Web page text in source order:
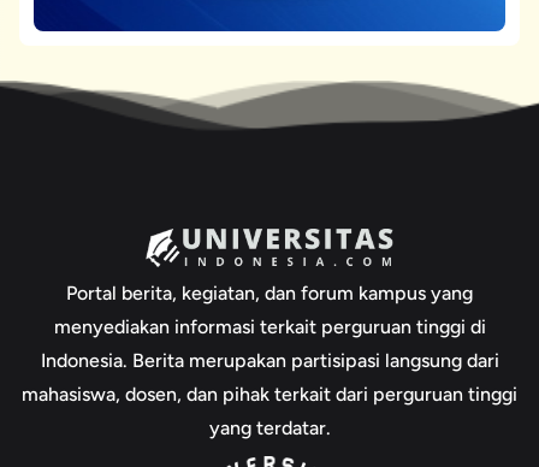
Portal berita, kegiatan, dan forum kampus yang
menyediakan informasi terkait perguruan tinggi di
Indonesia. Berita merupakan partisipasi langsung dari
mahasiswa, dosen, dan pihak terkait dari perguruan tinggi
yang terdatar.